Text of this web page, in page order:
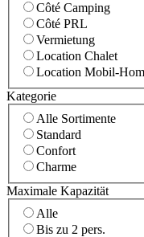
Côté Camping
Côté PRL
Vermietung
Location Chalet
Location Mobil-
Kategorie
Alle Sortimente
Standard
Confort
Charme
Maximale Kapazität
Alle
Bis zu 2 pers.